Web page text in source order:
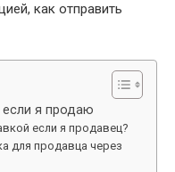
как отправить
если я продаю
если я продавец?
для продавца через